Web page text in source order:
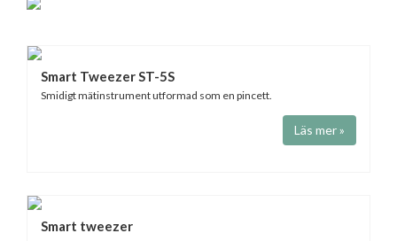
Smart Tweezer ST-5S
Smidigt mätinstrument utformad som en pincett.
Läs mer »
Smart tweezer